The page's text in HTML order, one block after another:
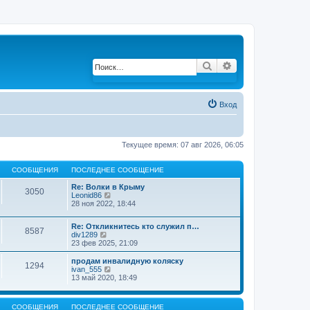
Поиск
Вход
Текущее время: 07 авг 2026, 06:05
СООБЩЕНИЯ ПОСЛЕДНЕЕ СООБЩЕНИЕ
3050
Re: Волки в Крыму
Leonid86
е
е
й
и
к
п
с
е
д
28 ноя 2022, 18:44
8587
Re: Откликнитесь кто служил п…
div1289
е
р
е
й
т
к
п
23 фев 2025, 21:09
1294
продам инвалидную коляску
ivan_555
е
е
13 май 2020, 18:49
СООБЩЕНИЯ ПОСЛЕДНЕЕ СООБЩЕНИЕ